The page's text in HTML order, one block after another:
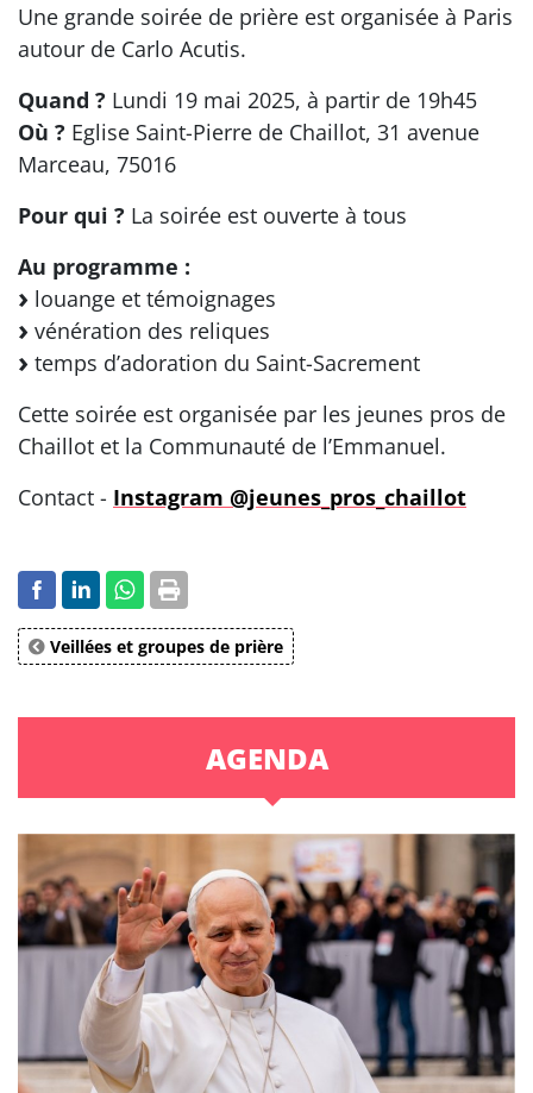
Une grande soirée de prière est organisée à Paris
autour de Carlo Acutis.
Quand ? Lundi 19 mai 2025, à partir de 19h45
Où ? Eglise Saint-Pierre de Chaillot, 31 avenue
Marceau, 75016
Pour qui ? La soirée est ouverte à tous
Au programme :
louange et témoignages
vénération des reliques
temps d’adoration du Saint-Sacrement
Cette soirée est organisée par les jeunes pros de
Chaillot et la Communauté de l’Emmanuel.
Contact - Instagram @jeunes_pros_chaillot
Veillées et groupes de prière
AGENDA